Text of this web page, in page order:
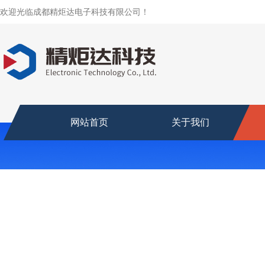
欢迎光临成都精炬达电子科技有限公司！
网站首页 关于我们